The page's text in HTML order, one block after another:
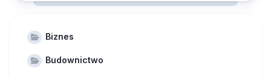
Biznes
Budownictwo